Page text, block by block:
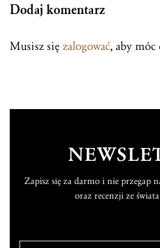
Dodaj komentarz
Musisz się zalogować, aby móc
Zapisz się za darmo i nie przegap
oraz recenzji ze